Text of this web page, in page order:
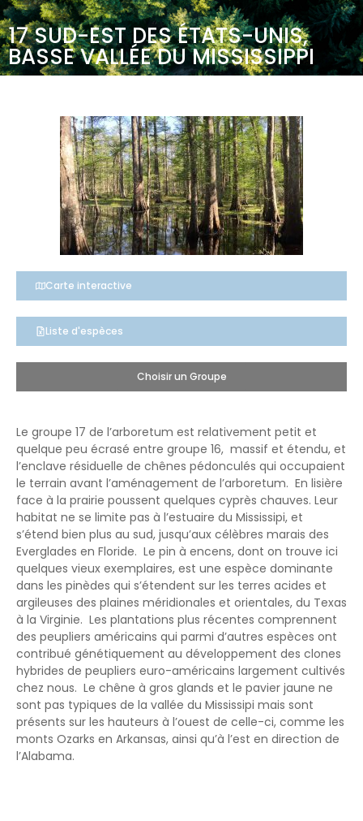
17 SUD-EST DES ÉTATS-UNIS,
BASSE VALLÉE DU MISSISSIPPI
Carte interactive
Liste d'espèces
Choisir un Groupe
Le groupe 17 de l’arboretum est relativement petit et
quelque peu écrasé entre groupe 16, massif et étendu, et
l’enclave résiduelle de chênes pédonculés qui occupaient
le terrain avant l’aménagement de l’arboretum. En lisière
face à la prairie poussent quelques cyprès chauves. Leur
habitat ne se limite pas à l’estuaire du Mississipi, et
s’étend bien plus au sud, jusqu’aux célèbres marais des
Everglades en Floride. Le pin à encens, dont on trouve ici
quelques vieux exemplaires, est une espèce dominante
dans les pinèdes qui s’étendent sur les terres acides et
argileuses des plaines méridionales et orientales, du Texas
à la Virginie. Les plantations plus récentes comprennent
des peupliers américains qui parmi d’autres espèces ont
contribué génétiquement au développement des clones
hybrides de peupliers euro-américains largement cultivés
chez nous. Le chêne à gros glands et le pavier jaune ne
sont pas typiques de la vallée du Mississipi mais sont
présents sur les hauteurs à l’ouest de celle-ci, comme les
monts Ozarks en Arkansas, ainsi qu’à l’est en direction de
l’Alabama.